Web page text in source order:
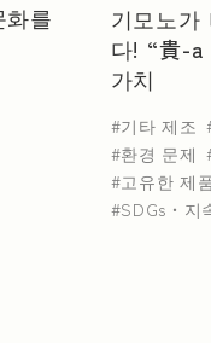
를
기모노가
다! “貴-
가치
기타 제조
환경 문제
고유한 제
SDGs・지